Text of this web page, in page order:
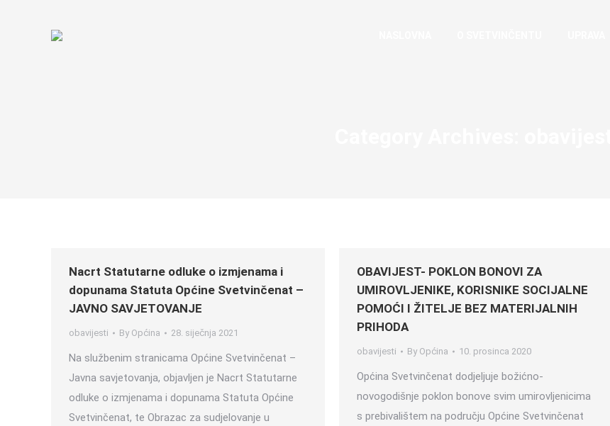
Nacrt Statutarne odluke o izmjenama i
dopunama Statuta Općine Svetvinčenat –
JAVNO SAVJETOVANJE
obavijesti By Općina 28. siječnja 2021
Na službenim stranicama Općine Svetvinčenat –
Javna savjetovanja, objavljen je Nacrt Statutarne
odluke o izmjenama i dopunama Statuta Općine
Svetvinčenat, te Obrazac za sudjelovanje u
OBAVIJEST- POKLON BONOVI ZA
UMIROVLJENIKE, KORISNIKE SOCIJALNE
POMOĆI I ŽITELJE BEZ MATERIJALNIH
PRIHODA
obavijesti By Općina 10. prosinca 2020
Općina Svetvinčenat dodjeljuje božićno-
novogodišnje poklon bonove svim umirovljenicima
s prebivalištem na području Općine Svetvinčenat